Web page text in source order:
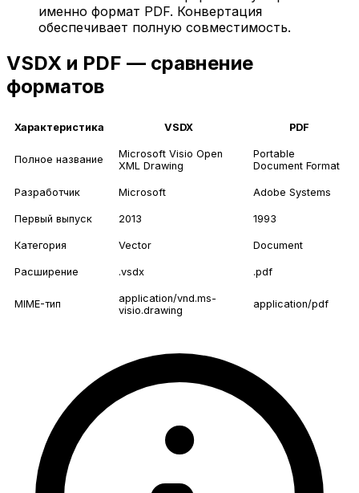
именно формат PDF. Конвертация
обеспечивает полную совместимость.
VSDX и PDF — сравнение
форматов
Характеристика VSDX PDF
Полное название
Microsoft Visio Open
XML Drawing
Portable
Document Format
Разработчик Microsoft Adobe Systems
Первый выпуск 2013 1993
Категория Vector Document
Расширение .vsdx .pdf
MIME-тип
application/vnd.ms-
visio.drawing
application/pdf